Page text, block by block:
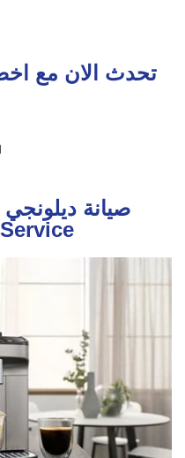
تحدث الان مع
صيانة